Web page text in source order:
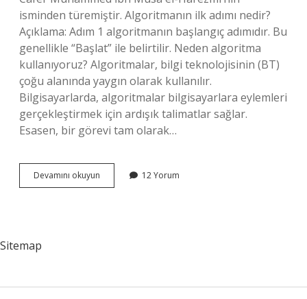
isminden türemiştir. Algoritmanın ilk adımı nedir?
Açıklama: Adım 1 algoritmanın başlangıç ​​adımıdır. Bu
genellikle “Başlat” ile belirtilir. Neden algoritma
kullanıyoruz? Algoritmalar, bilgi teknolojisinin (BT)
çoğu alanında yaygın olarak kullanılır.
Bilgisayarlarda, algoritmalar bilgisayarlara eylemleri
gerçekleştirmek için ardışık talimatlar sağlar.
Esasen, bir görevi tam olarak…
Devamını okuyun Algoritmayı
Ilk
12 Yorum
Sitemap